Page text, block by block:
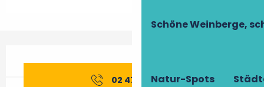
Schöne Weinberge,
Natur-Spots
02 47 95 10▒▒